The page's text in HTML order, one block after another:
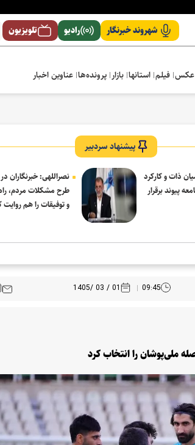
شهروند خبرنگار رادیو تلویزیون
عکس فیلم استانها بازار پرونده‌ها عناوین اخبار
پیشنهاد سردبیر
ذات و کارکرد
پیوند برقرار
نصراللهی: خبرنگاران در
طرح مشکلات مردم،
و توفیقات را هم روایت
09:45
01 / 03 /1405
ملی‌پوشان را انتخاب کرد